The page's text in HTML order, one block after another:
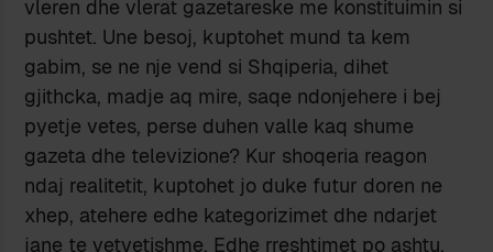
vleren dhe vlerat gazetareske me konstituimin si
pushtet. Une besoj, kuptohet mund ta kem
gabim, se ne nje vend si Shqiperia, dihet
gjithcka, madje aq mire, saqe ndonjehere i bej
pyetje vetes, perse duhen valle kaq shume
gazeta dhe televizione? Kur shoqeria reagon
ndaj realitetit, kuptohet jo duke futur doren ne
xhep, atehere edhe kategorizimet dhe ndarjet
jane te vetvetishme. Edhe rreshtimet po ashtu.